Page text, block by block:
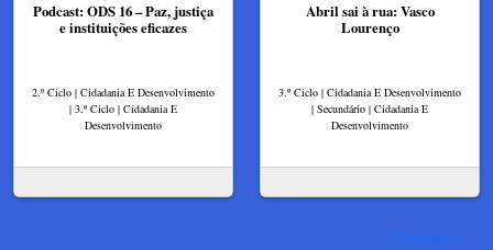
Podcast: ODS 16 – Paz, justiça
e instituições eficazes
2.º Ciclo | Cidadania E Desenvolvimento
| 3.º Ciclo | Cidadania E
Desenvolvimento
Abril sai à rua: Vasco
Lourenço
3.º Ciclo | Cidadania E Desenvolvimento
| Secundário | Cidadania E
Desenvolvimento
Ver mais